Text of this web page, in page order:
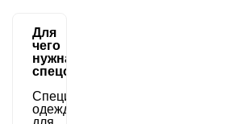
Для
чего
нужна
спецодежда?
Специальная
одежда